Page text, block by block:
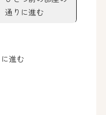
通りに進む
進む